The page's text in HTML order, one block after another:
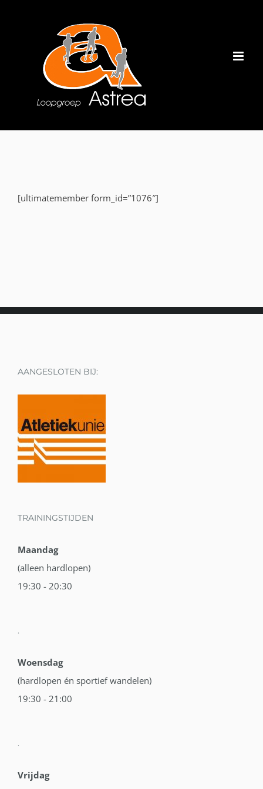
[ultimatemember form_id=”1076″]
AANGESLOTEN BIJ:
TRAININGSTIJDEN
Maandag
(alleen hardlopen)
19:30 - 20:30
.
Woensdag
(hardlopen én sportief wandelen)
19:30 - 21:00
.
Vrijdag